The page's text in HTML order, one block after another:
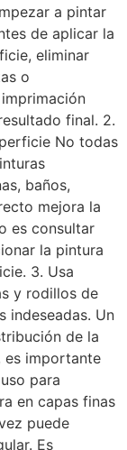
a pintar
de aplicar la
eliminar
o
final. 2.
No todas
baños,
mejora la
es consultar
la pintura
3. Usa
y rodillos de
indeseadas. Un
de la
es importante
para
en capas finas
puede
Es